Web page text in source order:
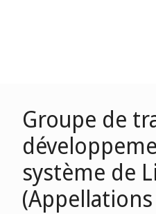
Groupe de
système de